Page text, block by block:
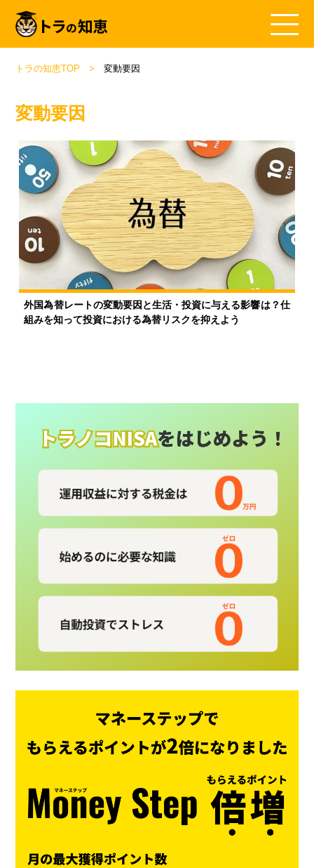
トラの知恵TOP 変動要因
変動要因
外国為替レートの変動要因と生活・投資に与える影響は？仕
組みを知って投資における為替リスクを抑えよう